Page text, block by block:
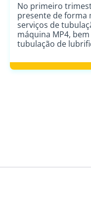
No primeiro
presente de forma
serviços de
máquina MP4,
tubulação de
hidráulicas /
Hergen Paper